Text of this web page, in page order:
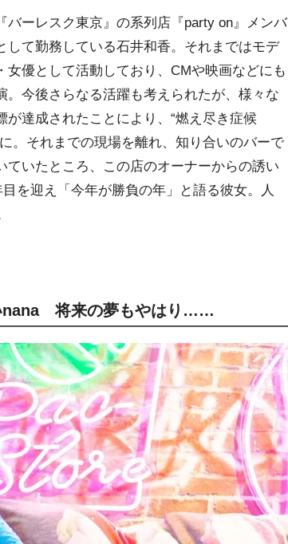
ーレスク東京』の系列店『party on』メンバ
して勤務している石井和香。それまではモデ
女優として活動しており、CMや映画などにも
。今後さらなる活躍も考えられたが、様々な
が達成されたことにより、“燃え尽き症候
。それまでの現場を離れ、知り合いのバーで
ていたところ、この店のオーナーからの誘い
を迎え「今年が勝負の年」と語る彼女。人
nana 将来の夢もやはり……